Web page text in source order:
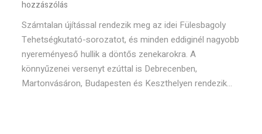
hozzászólás
Számtalan újítással rendezik meg az idei Fülesbagoly
Tehetségkutató-sorozatot, és minden eddiginél nagyobb
nyereményeső hullik a döntős zenekarokra. A
könnyűzenei versenyt ezúttal is Debrecenben,
Martonvásáron, Budapesten és Keszthelyen rendezik...